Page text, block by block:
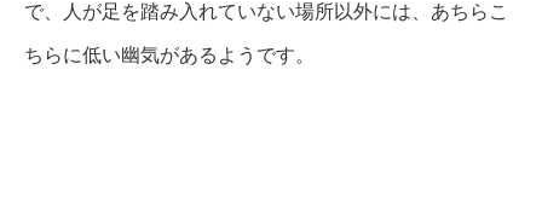
で、人が足を踏み入れていない場所以外には、あちらこ
ちらに低い幽気があるようです。